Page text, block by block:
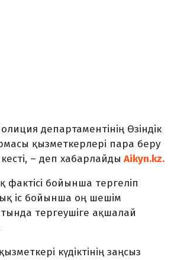
департаментінің Өзіндік
қызметкерлері пара беру
– деп хабарлайды Aikyn.kz.
фактісі бойынша тергеліп
іс бойынша оң шешім
тергеушіге ақшалай
күдіктінің заңсыз